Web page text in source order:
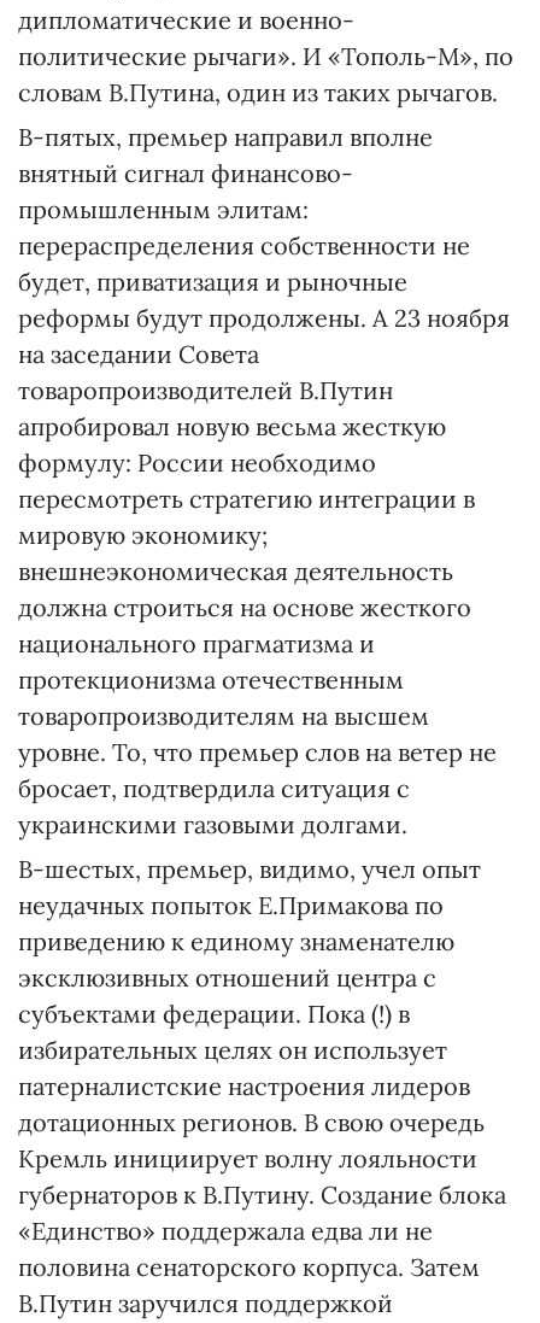
дипломатические и военно-
политические рычаги». И «Тополь-М», по
словам В.Путина, один из таких рычагов.
В-пятых, премьер направил вполне
внятный сигнал финансово-
промышленным элитам:
перераспределения собственности не
будет, приватизация и рыночные
реформы будут продолжены. А 23 ноября
на заседании Совета
товаропроизводителей В.Путин
апробировал новую весьма жесткую
формулу: России необходимо
пересмотреть стратегию интеграции в
мировую экономику;
внешнеэкономическая деятельность
должна строиться на основе жесткого
национального прагматизма и
протекционизма отечественным
товаропроизводителям на высшем
уровне. То, что премьер слов на ветер не
бросает, подтвердила ситуация с
украинскими газовыми долгами.
В-шестых, премьер, видимо, учел опыт
неудачных попыток Е.Примакова по
приведению к единому знаменателю
эксклюзивных отношений центра с
субъектами федерации. Пока (!) в
избирательных целях он использует
патерналистские настроения лидеров
дотационных регионов. В свою очередь
Кремль инициирует волну лояльности
губернаторов к В.Путину. Создание блока
«Единство» поддержала едва ли не
половина сенаторского корпуса. Затем
В.Путин заручился поддержкой